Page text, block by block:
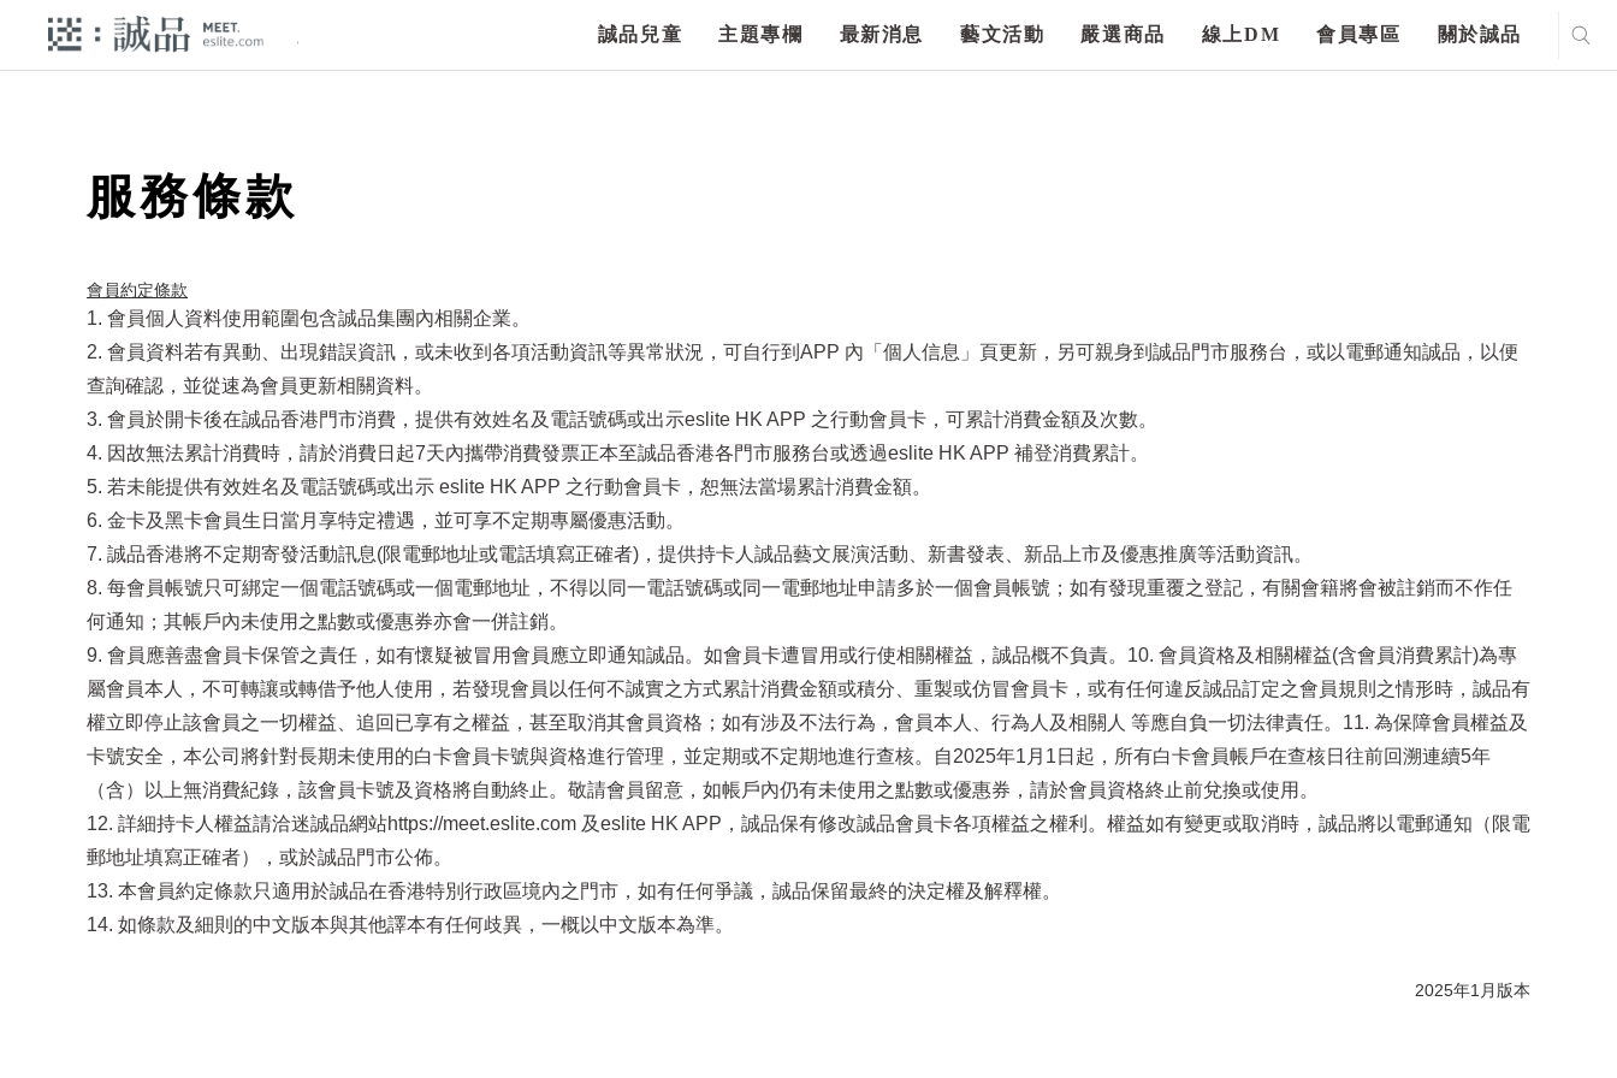
誠品兒童 主題專欄 最新消息 藝文活動 嚴選商品 線上DM 會員專區 關於誠品
服務條款
會員約定條款​
1. 會員個人資料使用範圍包含誠品集團內相關企業。
2. 會員資料若有異動、出現錯誤資訊，或未收到各項活動資訊等異常狀況，可自行到APP 內「個人信息」頁更新，另可親身到誠品門市服務台，或以電郵通知誠品，以便
查詢確認，並從速為會員更新相關資料。
3. 會員於開卡後在誠品香港門市消費，提供有效姓名及電話號碼或出示eslite HK APP 之行動會員卡，可累計消費金額及次數。
4. 因故無法累計消費時，請於消費日起7天內攜帶消費發票正本至誠品香港各門市服務台或透過eslite HK APP 補登消費累計。
5. 若未能提供有效姓名及電話號碼或出示 eslite HK APP 之行動會員卡，恕無法當場累計消費金額。
6. 金卡及黑卡會員生日當月享特定禮遇，並可享不定期專屬優惠活動。
7. 誠品香港將不定期寄發活動訊息(限電郵地址或電話填寫正確者)，提供持卡人誠品藝文展演活動、新書發表、新品上市及優惠推廣等活動資訊。
8. 每會員帳號只可綁定一個電話號碼或一個電郵地址，不得以同一電話號碼或同一電郵地址申請多於一個會員帳號；如有發現重覆之登記，有關會籍將會被註銷而不作任
何通知；其帳戶內未使用之點數或優惠券亦會一併註銷。
9. 會員應善盡會員卡保管之責任，如有懷疑被冒用會員應立即通知誠品。如會員卡遭冒用或行使相關權益，誠品概不負責。10. 會員資格及相關權益(含會員消費累計)為專
屬會員本人，不可轉讓或轉借予他人使用，若發現會員以任何不誠實之方式累計消費金額或積分、重製或仿冒會員卡，或有任何違反誠品訂定之會員規則之情形時，誠品有
權立即停止該會員之一切權益、追回已享有之權益，甚至取消其會員資格；如有涉及不法行為，會員本人、行為人及相關人 等應自負一切法律責任。11. 為保障會員權益及
卡號安全，本公司將針對長期未使用的白卡會員卡號與資格進行管理，並定期或不定期地進行查核。自2025年1月1日起，所有白卡會員帳戶在查核日往前回溯連續5年
（含）以上無消費紀錄，該會員卡號及資格將自動終止。敬請會員留意，如帳戶內仍有未使用之點數或優惠券，請於會員資格終止前兌換或使用。
12. 詳細持卡人權益請洽迷誠品網站https://meet.eslite.com 及eslite HK APP，誠品保有修改誠品會員卡各項權益之權利。權益如有變更或取消時，誠品將以電郵通知（限電
郵地址填寫正確者），或於誠品門市公佈。
13. 本會員約定條款只適用於誠品在香港特別行政區境內之門市，如有任何爭議，誠品保留最終的決定權及解釋權。
14. 如條款及細則的中文版本與其他譯本有任何歧異，一概以中文版本為準。
2025年1月版本